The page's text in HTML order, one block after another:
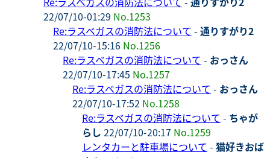
22/07/10-01:29 No.1253
Re:ラスベガスの消防法について - 通りすがり2
22/07/10-15:16 No.1256
Re:ラスベガスの消防法について - おっさん
22/07/10-17:45 No.1257
Re:ラスベガスの消防法について - おっさん
22/07/10-17:52 No.1258
Re:ラスベガスの消防法について - ちゃが
らし 22/07/10-20:17 No.1259
レンタカーと駐車場について - 猫好きおば